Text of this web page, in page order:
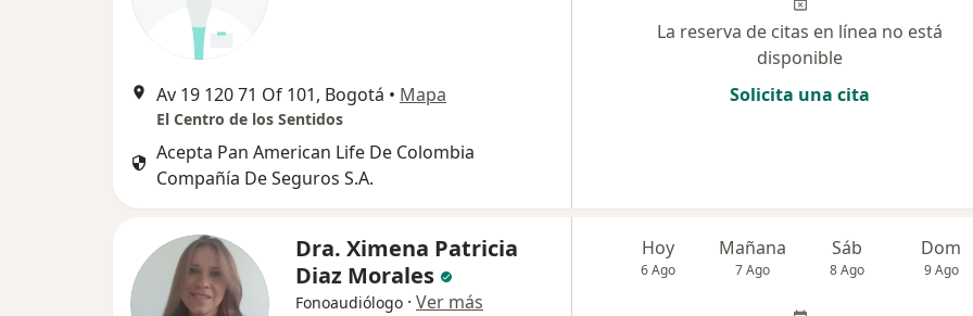
Av 19 120 71 Of 101, Bogotá • Mapa
El Centro de los Sentidos
Acepta Pan American Life De Colombia
Compañía De Seguros S.A.
La reserva de citas en línea no está
disponible
Solicita una cita
Dra. Ximena Patricia
Diaz Morales
Fonoaudiólogo · Ver más
Hoy
6 Ago
Mañana
7 Ago
Sáb
8 Ago
Dom
9 Ago